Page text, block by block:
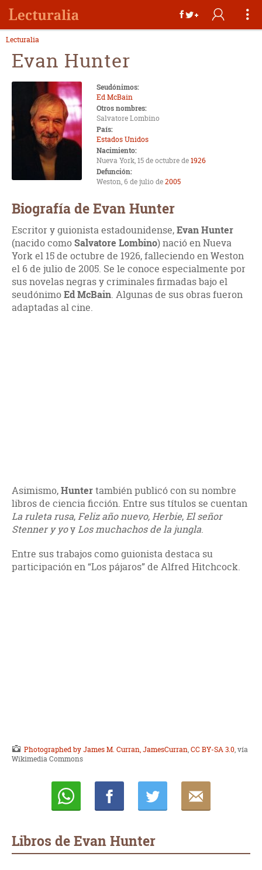
Lecturalia
Evan Hunter
Seudónimos:
Ed McBain
Otros nombres:
Salvatore Lombino
País:
Estados Unidos
Nacimiento:
Nueva York, 15 de octubre de1926
Defunción:
Weston, 6 de julio de2005
Biografía de Evan Hunter
Escritor y guionista estadounidense,Evan Hunter
(nacido comoSalvatore Lombino) nació en Nueva
York el 15 de octubre de 1926, falleciendo en Weston
el 6 de julio de 2005. Se le conoce especialmente por
sus novelas negras y criminales firmadas bajo el
seudónimoEd McBain. Algunas de sus obras fueron
adaptadas al cine.
Asimismo,Huntertambién publicó con su nombre
libros de ciencia ficción. Entre sus títulos se cuentan
La ruleta rusa,Feliz año nuevo, Herbie,El señor
Stenner y yoyLos muchachos de la jungla.
Entre sus trabajos como guionista destaca su
participación en “Los pájaros” de Alfred Hitchcock.
Photographed by James M. Curran, JamesCurran,CC BY-SA 3.0, vía
Wikimedia Commons
Libros de Evan Hunter